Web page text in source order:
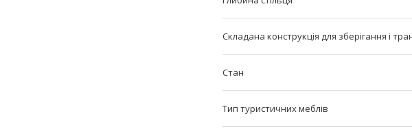
Складана конструкція для зберігання і
Стан
Тип туристичних меблів